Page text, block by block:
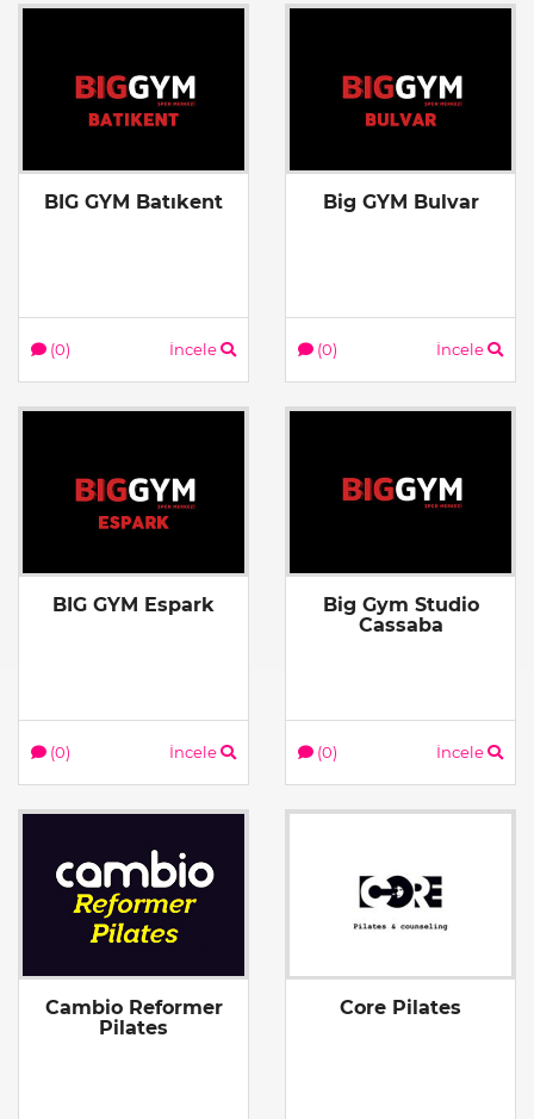
BIG GYM Batıkent
(0) İncele
Big GYM Bulvar
(0) İncele
BIG GYM Espark
(0) İncele
Big Gym Studio
Cassaba
(0) İncele
Cambio Reformer
Pilates
Core Pilates